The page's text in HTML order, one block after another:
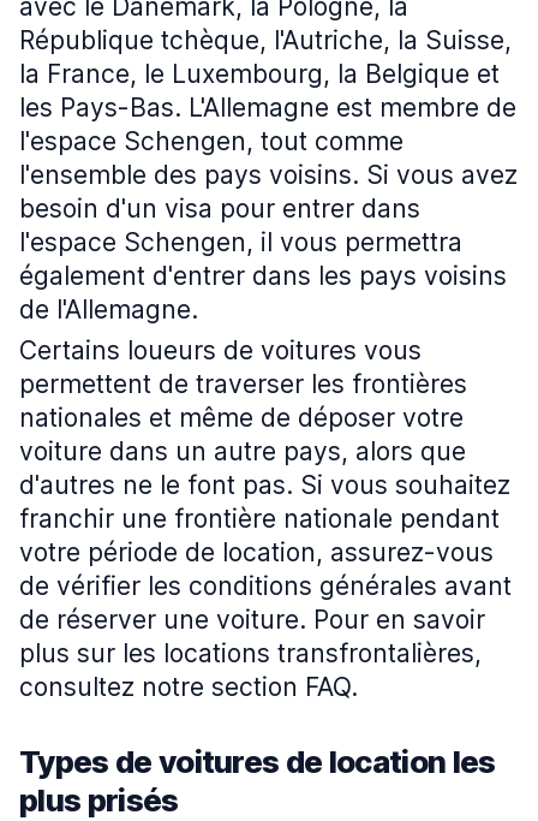
avec le Danemark, la Pologne, la
République tchèque, l'Autriche, la Suisse,
la France, le Luxembourg, la Belgique et
les Pays-Bas. L'Allemagne est membre de
l'espace Schengen, tout comme
l'ensemble des pays voisins. Si vous avez
besoin d'un visa pour entrer dans
l'espace Schengen, il vous permettra
également d'entrer dans les pays voisins
de l'Allemagne.
Certains loueurs de voitures vous
permettent de traverser les frontières
nationales et même de déposer votre
voiture dans un autre pays, alors que
d'autres ne le font pas. Si vous souhaitez
franchir une frontière nationale pendant
votre période de location, assurez-vous
de vérifier les conditions générales avant
de réserver une voiture. Pour en savoir
plus sur les locations transfrontalières,
consultez notre section FAQ.
Types de voitures de location les
plus prisés